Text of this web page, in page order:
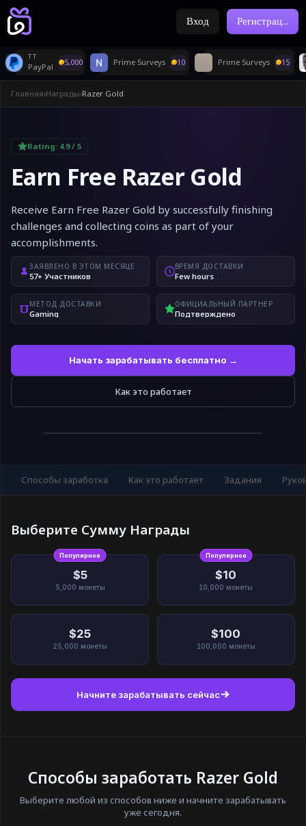
Вход Регистрац...
T T
PayPal 5,000 Prime Surveys 10 Prime Surveys 15
Главная›Награды›Razer Gold
Rating: 4.9/ 5
Earn Free Razer Gold
Receive Earn Free Razer Gold by successfully finishing
challenges and collecting coins as part of your
accomplishments.
ЗАЯВЛЕНО В ЭТОМ МЕСЯЦЕ
57+ Участников
ВРЕМЯ ДОСТАВКИ
Few hours
МЕТОД ДОСТАВКИ
Gaming
ОФИЦИАЛЬНЫЙ ПАРТНЕР
Подтверждено
Начать зарабатывать бесплатно →
Как это работает
Способы заработка Как это работает Задания
Выберите Сумму Награды
Популярное
$5
5,000 монеты
Популярное
$10
10,000 монеты
$25
25,000 монеты
$100
100,000 монеты
Начните зарабатывать сейчас
Способы заработать Razer Gold
Выберите любой из способов ниже и начните зарабатывать
уже сегодня.